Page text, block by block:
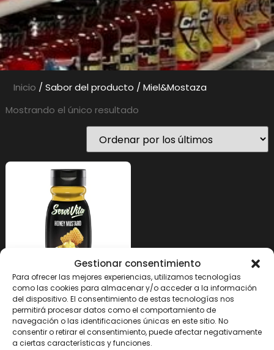
Gestionar consentimiento
Para ofrecer las mejores experiencias, utilizamos tecnologías
como las cookies para almacenar y/o acceder a la información
del dispositivo. El consentimiento de estas tecnologías nos
permitirá procesar datos como el comportamiento de
navegación o las identificaciones únicas en este sitio. No
consentir o retirar el consentimiento, puede afectar negativamente
a ciertas características y funciones.
Inicio / Sabor del producto / Miel&Mostaza
Mostrando el único resultado
SALSA ZERO 320 ML
Miel&Mostaza
SERVIVITA
3.90€